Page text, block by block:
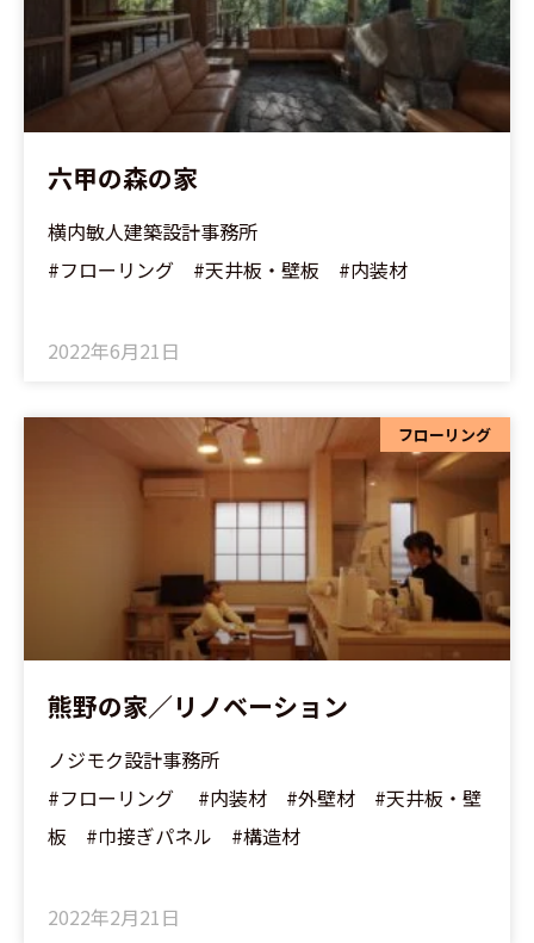
六甲の森の家
横内敏人建築設計事務所
#フローリング #天井板・壁板 #内装材
2022年6月21日
フローリング
熊野の家／リノベーション
ノジモク設計事務所
#フローリング #内装材 #外壁材 #天井板・壁
板 #巾接ぎパネル #構造材
2022年2月21日